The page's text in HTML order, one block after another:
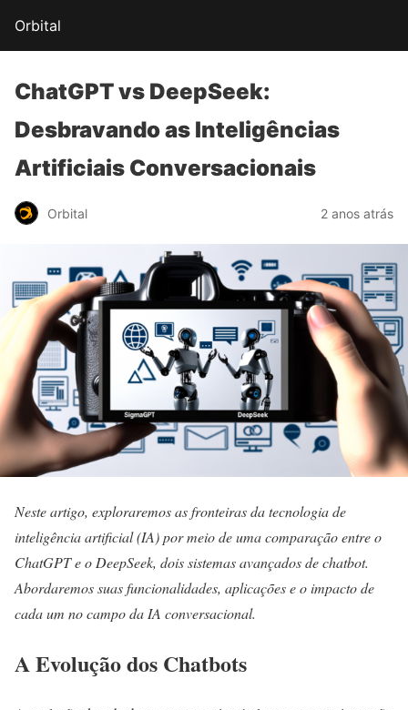
Orbital
ChatGPT vs DeepSeek:
Desbravando as Inteligências
Artificiais Conversacionais
Orbital 2 anos atrás
Neste artigo, exploraremos as fronteiras da tecnologia de
inteligência artificial (IA) por meio de uma comparação entre o
ChatGPT e o DeepSeek, dois sistemas avançados de chatbot.
Abordaremos suas funcionalidades, aplicações e o impacto de
cada um no campo da IA conversacional.
A Evolução dos Chatbots